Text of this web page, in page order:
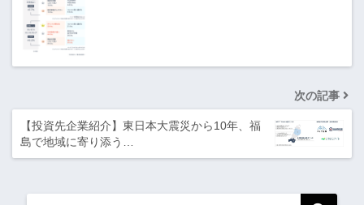
次の記事
【投資先企業紹介】東日本大震災から10年、福
島で地域に寄り添う…